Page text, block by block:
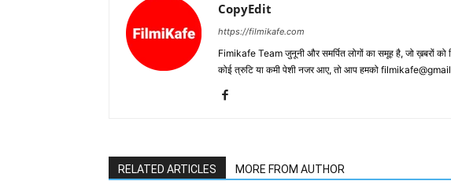
CopyEdit
https://filmikafe.com
Fimikafe Team जुनूनी और समर्पित लोगों का समूह है, जो ख़बरों को
कोई त्रुटि या कमी पेशी नजर आए, तो आप हमको
RELATED ARTICLES MORE FROM AUTHOR